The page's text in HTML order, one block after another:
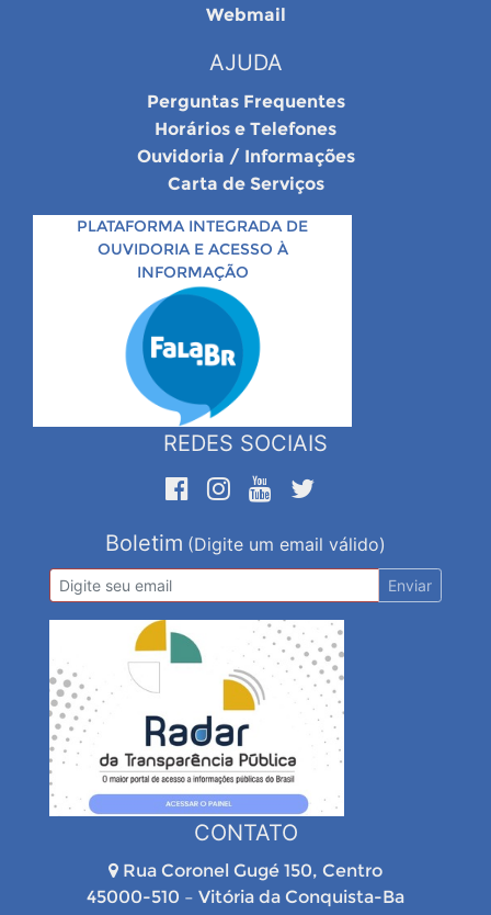
Webmail
AJUDA
Perguntas Frequentes
Horários e Telefones
Ouvidoria / Informações
Carta de Serviços
PLATAFORMA INTEGRADA DE
OUVIDORIA E ACESSO À
INFORMAÇÃO
REDES SOCIAIS
Boletim (Digite um email válido)
Enviar
CONTATO
Rua Coronel Gugé 150, Centro
45000-510 – Vitória da Conquista-Ba